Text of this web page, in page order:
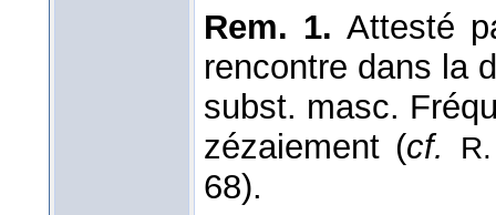
Rem. 1. Attesté
rencontre dans la
subst. masc.
zézaiement (cf.
68).